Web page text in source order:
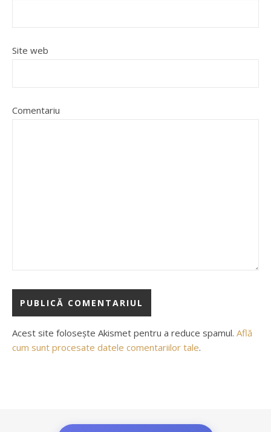
Site web
Comentariu
Acest site folosește Akismet pentru a reduce spamul. Află
cum sunt procesate datele comentariilor tale.